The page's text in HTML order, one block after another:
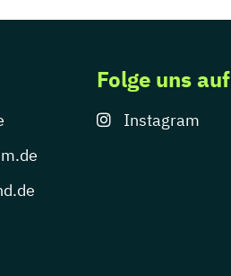
Folge uns auf
Instagram